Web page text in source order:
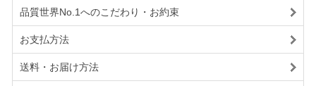
品質世界No.1へのこだわり・お約束
お支払方法
送料・お届け方法